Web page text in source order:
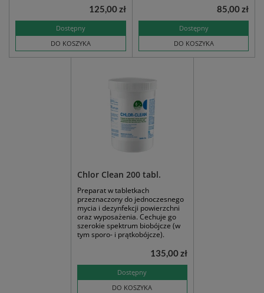
Dostępny
DO KOSZYKA
125,00 zł
Dostępny
DO KOSZYKA
85,00 zł
Chlor Clean 200 tabl.
Preparat w tabletkach
przeznaczony do jednoczesnego
mycia i dezynfekcji powierzchni
oraz wyposażenia. Cechuje go
szerokie spektrum biobójcze (w
tym sporo- i prątkobójcze).
Dostępny
DO KOSZYKA
135,00 zł